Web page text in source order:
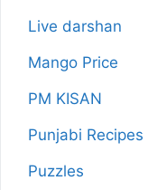
Live darshan
Mango Price
PM KISAN
Punjabi Recipes
Puzzles